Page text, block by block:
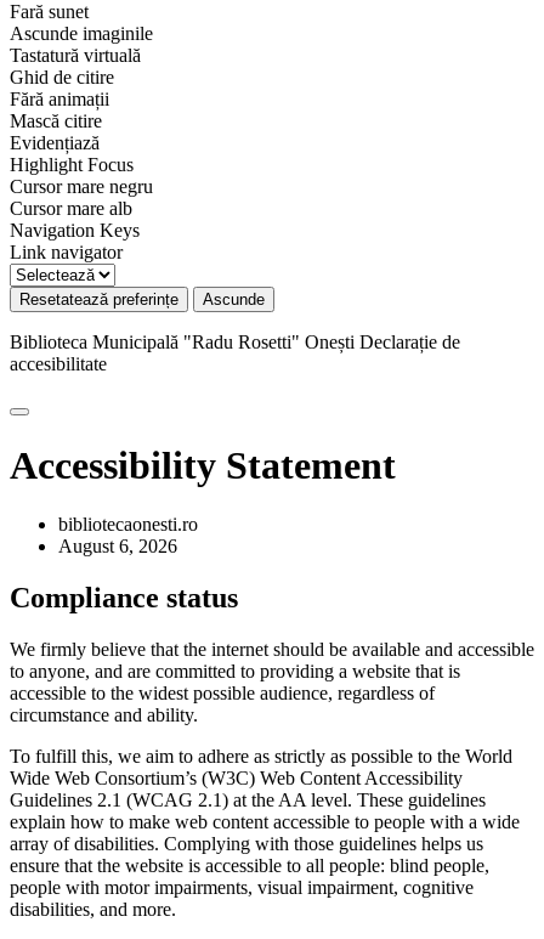
Fară sunet
Ascunde imaginile
Tastatură virtuală
Ghid de citire
Fără animații
Mască citire
Evidențiază
Highlight Focus
Cursor mare negru
Cursor mare alb
Navigation Keys
Link navigator
Resetatează preferințe Ascunde
Biblioteca Municipală "Radu Rosetti" Onești Declarație de
accesibilitate
Accessibility Statement
bibliotecaonesti.ro
August 6, 2026
Compliance status
We firmly believe that the internet should be available and accessible
to anyone, and are committed to providing a website that is
accessible to the widest possible audience, regardless of
circumstance and ability.
To fulfill this, we aim to adhere as strictly as possible to the World
Wide Web Consortium’s (W3C) Web Content Accessibility
Guidelines 2.1 (WCAG 2.1) at the AA level. These guidelines
explain how to make web content accessible to people with a wide
array of disabilities. Complying with those guidelines helps us
ensure that the website is accessible to all people: blind people,
people with motor impairments, visual impairment, cognitive
disabilities, and more.